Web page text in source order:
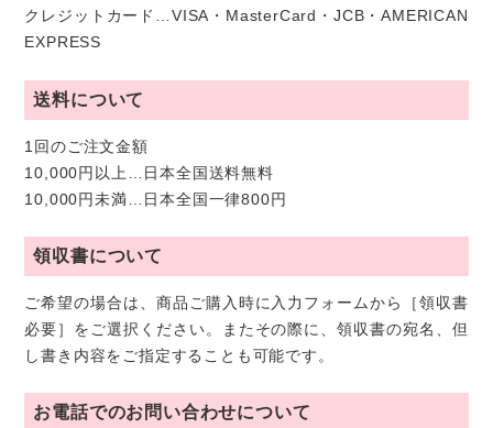
クレジットカード…VISA・MasterCard・JCB・AMERICAN
EXPRESS
送料について
1回のご注文金額
10,000円以上…日本全国送料無料
10,000円未満…日本全国一律800円
領収書について
ご希望の場合は、商品ご購入時に入力フォームから［領収書
必要］をご選択ください。またその際に、領収書の宛名、但
し書き内容をご指定することも可能です。
お電話でのお問い合わせについて